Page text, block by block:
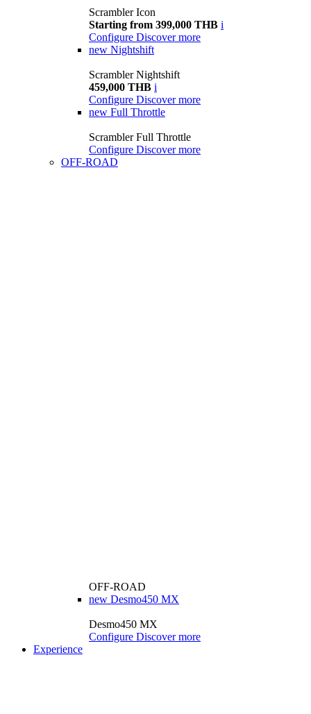
Scrambler Icon
Starting from 399,000 THB i
Configure Discover more
new Nightshift
Scrambler Nightshift
459,000 THB i
Configure Discover more
new Full Throttle
Scrambler Full Throttle
Configure Discover more
OFF-ROAD
OFF-ROAD
new Desmo450 MX
Desmo450 MX
Configure Discover more
Experience